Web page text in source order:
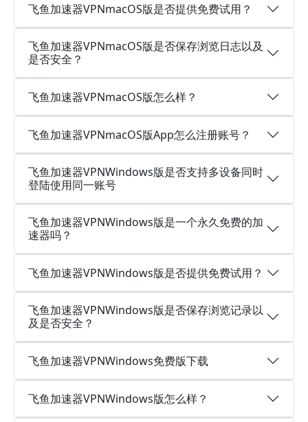
飞鱼加速器VPNmacOS版是否提供免费试用？
飞鱼加速器VPNmacOS版是否保存浏览日志以及
是否安全？
飞鱼加速器VPNmacOS版怎么样？
飞鱼加速器VPNmacOS版App怎么注册账号？
飞鱼加速器VPNWindows版是否支持多设备同时
登陆使用同一账号
飞鱼加速器VPNWindows版是一个永久免费的加
速器吗？
飞鱼加速器VPNWindows版是否提供免费试用？
飞鱼加速器VPNWindows版是否保存浏览记录以
及是否安全？
飞鱼加速器VPNWindows免费版下载
飞鱼加速器VPNWindows版怎么样？